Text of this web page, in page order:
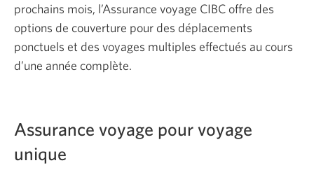
prochains mois, l’Assurance voyage CIBC offre des
options de couverture pour des déplacements
ponctuels et des voyages multiples effectués au cours
d’une année complète.
Assurance voyage pour voyage
unique